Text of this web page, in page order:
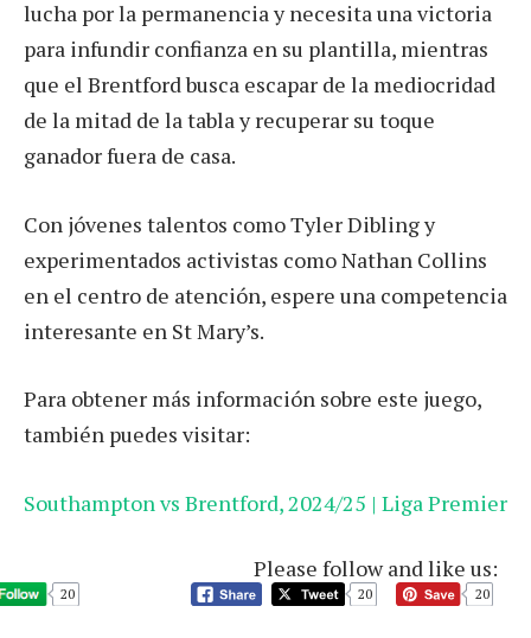
lucha por la permanencia y necesita una victoria
para infundir confianza en su plantilla, mientras
que el Brentford busca escapar de la mediocridad
de la mitad de la tabla y recuperar su toque
ganador fuera de casa.
Con jóvenes talentos como Tyler Dibling y
experimentados activistas como Nathan Collins
en el centro de atención, espere una competencia
interesante en St Mary’s.
Para obtener más información sobre este juego,
también puedes visitar:
Southampton vs Brentford, 2024/25 | Liga Premier
Please follow and like us:
20 20 20